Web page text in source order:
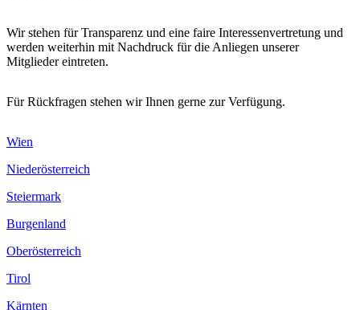
Wir stehen für Transparenz und eine faire Interessenvertretung und
werden weiterhin mit Nachdruck für die Anliegen unserer
Mitglieder eintreten.
Für Rückfragen stehen wir Ihnen gerne zur Verfügung.
Wien
Niederösterreich
Steiermark
Burgenland
Oberösterreich
Tirol
Kärnten